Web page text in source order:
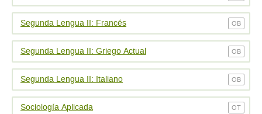
Segunda Lengua II: Francés OB
Segunda Lengua II: Griego Actual OB
Segunda Lengua II: Italiano OB
Sociología Aplicada OT